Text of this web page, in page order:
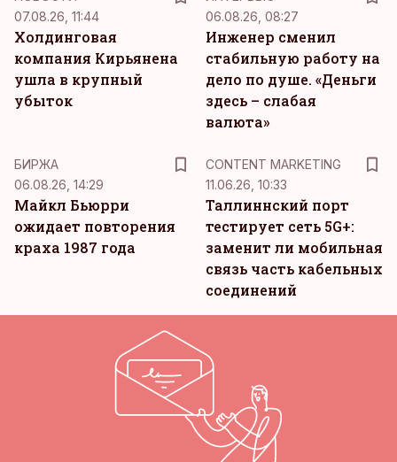
07.08.26, 11:44
Холдинговая
компания Кирьянена
ушла в крупный
убыток
06.08.26, 08:27
Инженер сменил
стабильную работу на
дело по душе. «Деньги
здесь – слабая
валюта»
БИРЖА
06.08.26, 14:29
Майкл Бьюрри
ожидает повторения
краха 1987 года
CONTENT MARKETING
11.06.26, 10:33
Таллиннский порт
тестирует сеть 5G+:
заменит ли мобильная
связь часть кабельных
соединений